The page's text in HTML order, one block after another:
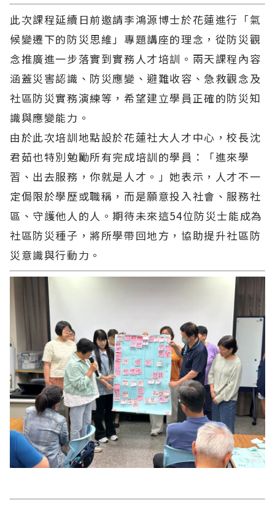
此次課程延續日前邀請李鴻源博士於花蓮進行「氣
候變遷下的防災思維」專題講座的理念，從防災觀
念推廣進一步落實到實務人才培訓。兩天課程內容
涵蓋災害認識、防災應變、避難收容、急救觀念及
社區防災實務演練等，希望建立學員正確的防災知
識與應變能力。
由於此次培訓地點設於花蓮社大人才中心，校長沈
君茹也特別勉勵所有完成培訓的學員：「進來學
習、出去服務，你就是人才。」她表示，人才不一
定侷限於學歷或職稱，而是願意投入社會、服務社
區、守護他人的人。期待未來這54位防災士能成為
社區防災種子，將所學帶回地方，協助提升社區防
災意識與行動力。